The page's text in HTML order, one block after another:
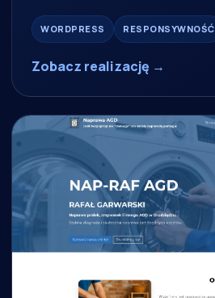
WORDPRESS RESPONSYWNOŚĆ
Zobacz realizację →